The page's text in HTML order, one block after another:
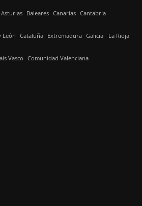
Asturias Baleares Canarias Cantabria
León Cataluña Extremadura Galicia La Rioja
Vasco Comunidad Valenciana